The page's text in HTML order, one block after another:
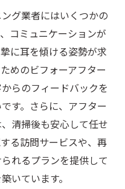
グ業者にはいくつかの
コミュニケーションが
に耳を傾ける姿勢が求
めのビフォーアフター
らのフィードバックを
す。さらに、アフター
清掃後も安心して任せ
る訪問サービスや、再
れるプランを提供して
いています。